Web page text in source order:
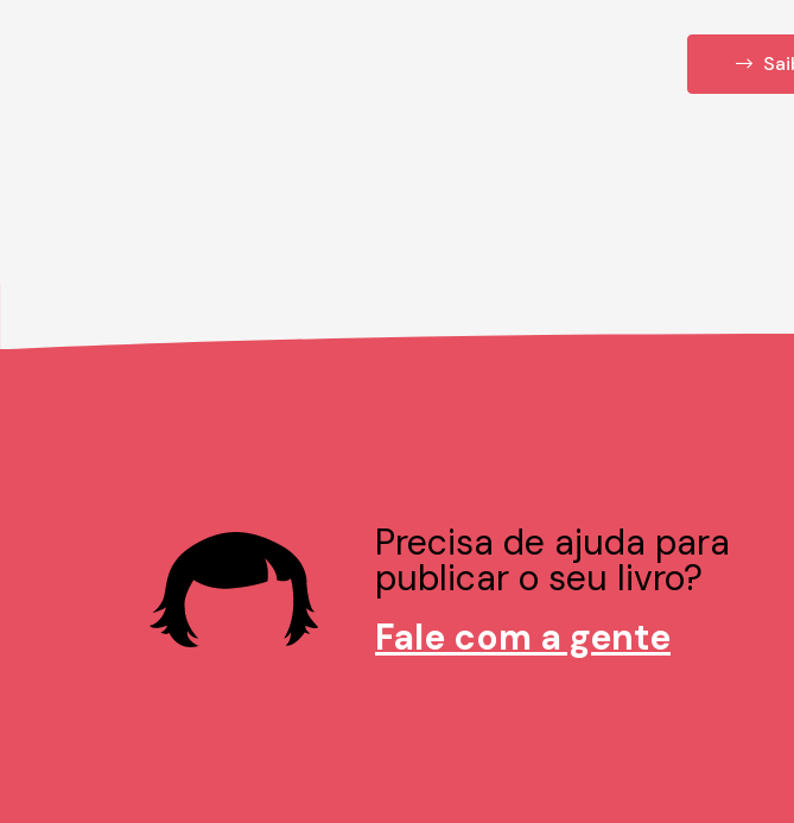
Precisa de ajuda para
publicar o seu livro?
Fale com a gente